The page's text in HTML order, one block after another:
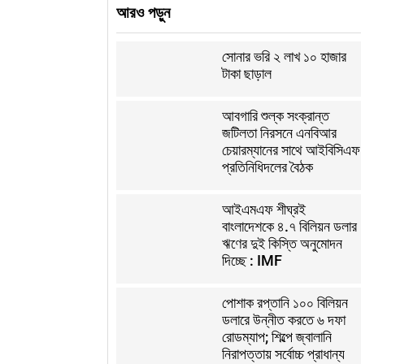
আরও পড়ুন
সোনার ভরি ২ লাখ ১০ হাজার
টাকা ছাড়াল
আবগারি শুল্ক সংক্রান্ত
জটিলতা নিরসনে এনবিআর
চেয়ারম্যানের সাথে আইবিসিএফ
প্রতিনিধিদলের বৈঠক
আইএমএফ শীঘ্রই
বাংলাদেশকে ৪.৭ বিলিয়ন ডলার
ঋণের দুই কিস্তি অনুমোদন
দিচ্ছে : IMF
পোশাক রপ্তানি ১০০ বিলিয়ন
ডলারে উন্নীত করতে ৬ দফা
রোডম্যাপ; শিল্পে জ্বালানি
নিরাপত্তায় সর্বোচ্চ প্রাধান্য